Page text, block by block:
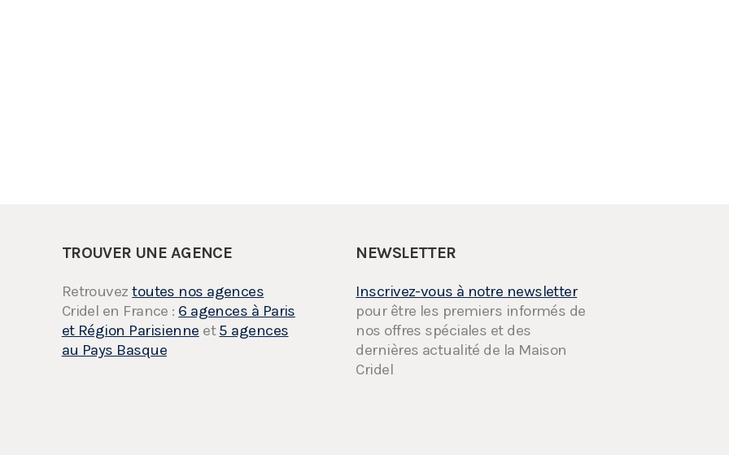
TROUVER UNE AGENCE
Retrouveztoutes nos agences
Cridel en France : 6 agences à Paris
et Région Parisienne et5 agences
au Pays Basque
NEWSLETTER
Inscrivez-vous à notre newsletter
pour être les premiers informés de
nos offres spéciales et des
dernières actualité de la Maison
Cridel